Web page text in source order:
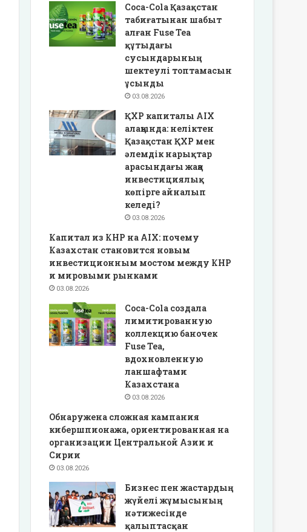
Coca-Cola Қазақстан
табиғатынан шабыт
алған Fuse Tea
құтыдағы
сусындарының
шектеулі топтамасын
ұсынды
03.08.2026
ҚХР капиталы AIX
алаңында: неліктен
Қазақстан ҚХР мен
әлемдік нарықтар
арасындағы жаңа
инвестициялық
көпірге айналып
келеді?
03.08.2026
Капитал из КНР на AIX: почему
Казахстан становится новым
инвестиционным мостом между КНР
и мировыми рынками
03.08.2026
Coca-Cola создала
лимитированную
коллекцию баночек
Fuse Tea,
вдохновленную
ланшафтами
Казахстана
03.08.2026
Обнаружена сложная кампания
кибершпионажа, ориентированная на
организации Центральной Азии и
Сирии
03.08.2026
Бизнес пен жастардың
жүйелі жұмысының
нәтижесінде
қалыптасқан